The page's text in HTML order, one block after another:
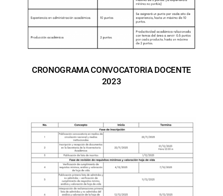
CRONOGRAMA CONVOCATORIA DOCENTE
2023